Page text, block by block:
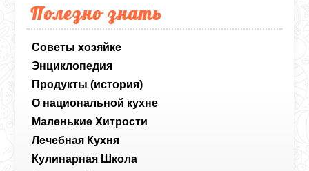
Полезно знать
Советы хозяйке
Энциклопедия
Продукты (история)
О национальной кухне
Маленькие Хитрости
Лечебная Кухня
Кулинарная Школа